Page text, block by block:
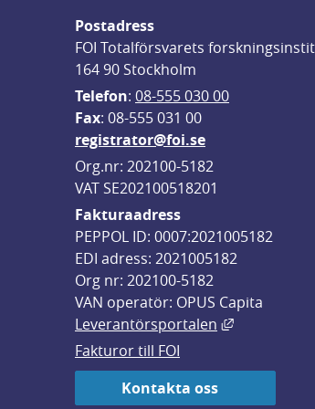
Postadress
FOI Totalförsvarets
164 90 Stockholm
Telefon: 08-555 030 00
Fax: 08-555 031 00
registrator@foi.se
Org.nr: 202100-5182
VAT SE202100518201
Fakturaadress
PEPPOL ID: 0007:2021005182
EDI adress: 2021005182
Org nr: 202100-5182
VAN operatör: OPUS Capita
Leverantörsportalen
Länk till
Fakturor till FOI
Kontakta oss